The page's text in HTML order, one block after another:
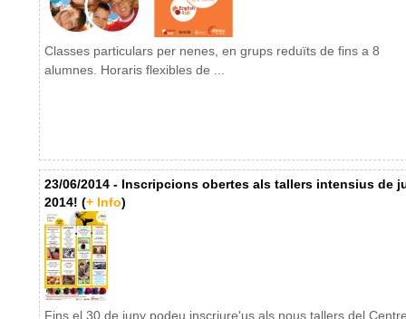
Classes particulars per nenes, en grups reduïts de fins a 8
alumnes. Horaris flexibles de ...
23/06/2014 - Inscripcions obertes als tallers intensius de
2014! (+ Info)
Fins el 30 de juny podeu inscriure'us als nous tallers del